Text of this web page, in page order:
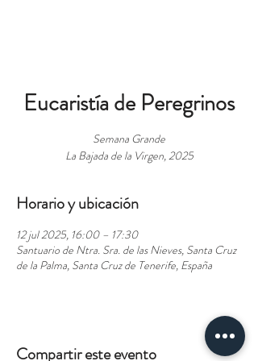
Eucaristía de Peregrinos
Semana Grande
La Bajada de la Virgen, 2025
Horario y ubicación
12 jul 2025, 16:00 – 17:30
Santuario de Ntra. Sra. de las Nieves, Santa Cruz
de la Palma, Santa Cruz de Tenerife, España
Compartir este evento